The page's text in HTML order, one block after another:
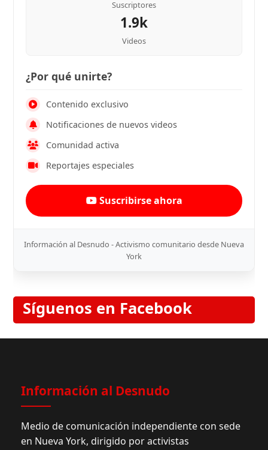
Suscriptores
1.9k
Videos
¿Por qué unirte?
Contenido exclusivo
Notificaciones de nuevos videos
Comunidad activa
Reportajes especiales
Suscribirse ahora
Información al Desnudo - Activismo comunitario desde Nueva
York
Síguenos en Facebook
Información al Desnudo
Medio de comunicación independiente con sede
en Nueva York, dirigido por activistas